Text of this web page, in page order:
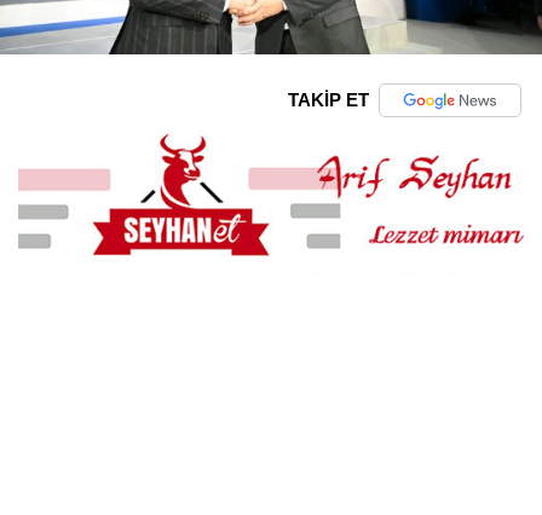
TAKİP ET